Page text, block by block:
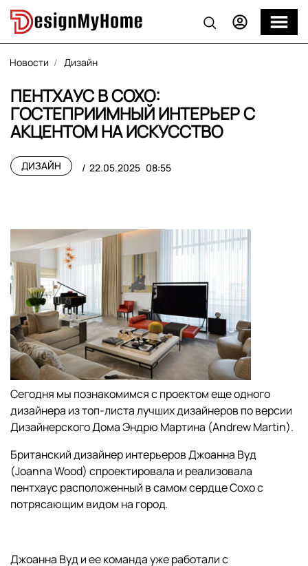
Новости Дизайн
ПЕНТХАУС В СОХО:
ГОСТЕПРИИМНЫЙ ИНТЕРЬЕР С
АКЦЕНТОМ НА ИСКУССТВО
ДИЗАЙН 22.05.2025 08:55
Сегодня мы познакомимся с проектом еще одного
дизайнера из топ-листа лучших дизайнеров по версии
Дизайнерского Дома Эндрю Мартина (Andrew Martin).
Британский дизайнер интерьеров Джоанна Вуд
(Joanna Wood) спроектировала и реализовала
пентхаус расположенный в самом сердце Сохо с
потрясающим видом на город.
Джоанна Вуд и ее команда уже работали с